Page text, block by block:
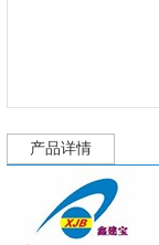
产品详情